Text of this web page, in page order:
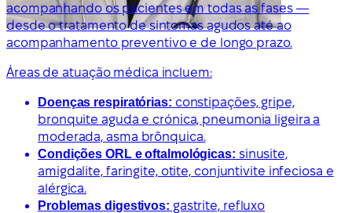
acompanhando os pacientes em todas as fases —
desde o tratamento de sintomas agudos até ao
acompanhamento preventivo e de longo prazo.
Áreas de atuação médica incluem:
Doenças respiratórias: constipações, gripe,
bronquite aguda e crónica, pneumonia ligeira a
moderada, asma brônquica.
Condições ORL e oftalmológicas: sinusite,
amigdalite, faringite, otite, conjuntivite infeciosa e
alérgica.
Problemas digestivos: gastrite, refluxo